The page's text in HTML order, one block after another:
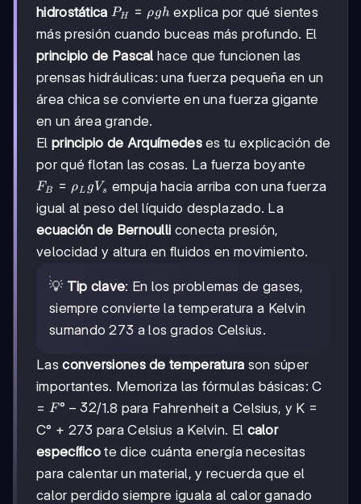
hidrostática P_H
=
ρgh
PH = ρghexplica por qué sientes
más presión cuando buceas más profundo. El
principio de Pascal hace que funcionen las
prensas hidráulicas: una fuerza pequeña en un
área chica se convierte en una fuerza gigante
en un área grande.
El principio de Arquímedeses tu explicación de
por qué flotan las cosas. La fuerza boyante
F_B
=
ρ_L
g
V_s
FB = ρL gVs empuja hacia arriba con una fuerza
igual al peso del líquido desplazado. La
ecuación de Bernoulli conecta presión,
velocidad y altura en fluidos en movimiento.
💡 Tip clave: En los problemas de gases,
siempre convierte la temperatura a Kelvin
sumando 273 a los grados Celsius.
Lasconversiones de temperatura son súper
importantes. Memoriza las fórmulas básicas: C
= F°
-
F ° − 32/1.8 para Fahrenheit a Celsius, y K =
C° + 273 para Celsius a Kelvin. El calor
específico te dice cuánta energía necesitas
para calentar un material, y recuerda que el
calor perdido siempre iguala al calor ganado